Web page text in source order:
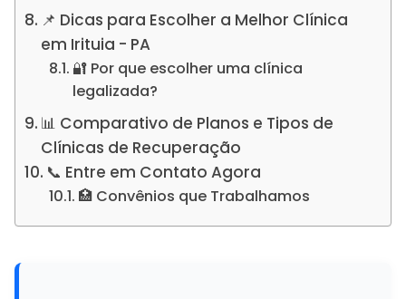
📌 Dicas para Escolher a Melhor Clínica
em Irituia - PA
🔐 Por que escolher uma clínica
legalizada?
📊 Comparativo de Planos e Tipos de
Clínicas de Recuperação
📞 Entre em Contato Agora
🏥 Convênios que Trabalhamos